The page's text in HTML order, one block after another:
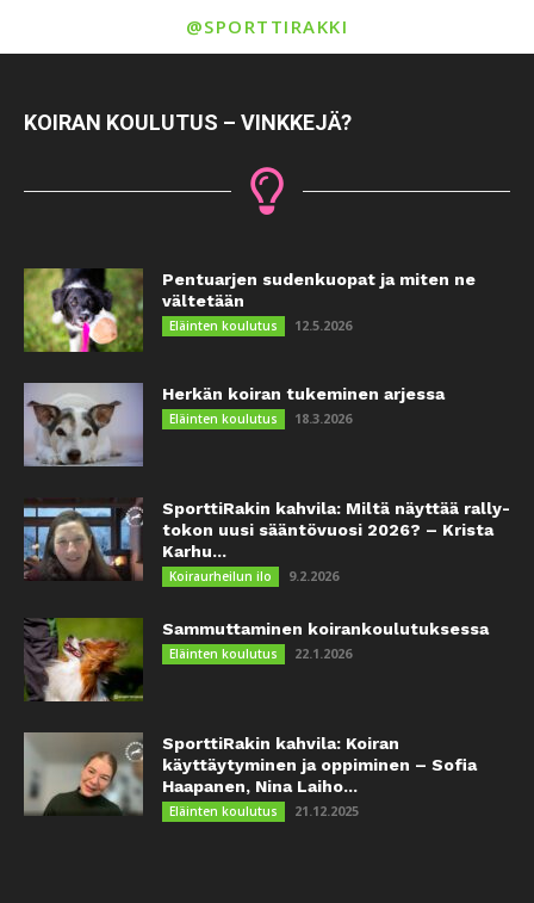
@SPORTTIRAKKI
KOIRAN KOULUTUS – VINKKEJÄ?
Pentuarjen sudenkuopat ja miten ne
vältetään
Eläinten koulutus 12.5.2026
Herkän koiran tukeminen arjessa
Eläinten koulutus 18.3.2026
SporttiRakin kahvila: Miltä näyttää rally-
tokon uusi sääntövuosi 2026? – Krista
Karhu...
Koiraurheilun ilo 9.2.2026
Sammuttaminen koirankoulutuksessa
Eläinten koulutus 22.1.2026
SporttiRakin kahvila: Koiran
käyttäytyminen ja oppiminen – Sofia
Haapanen, Nina Laiho...
Eläinten koulutus 21.12.2025